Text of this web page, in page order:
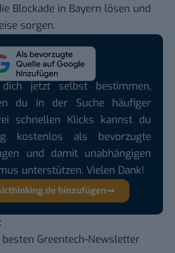
Blockade in Bayern lösen und
sorgen.
jetzt selbst bestimmen,
du in der Suche häufiger
schnellen Klicks kannst du
kostenlos als bevorzugte
und damit unabhängigen
unterstützen. Vielen Dank!
hinzufügen
Greentech-Newsletter